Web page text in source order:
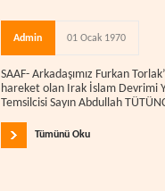
Admin 01 Ocak 1970
SAAF- Arkadaşımız Furkan
hareket olan Irak İslam Devrimi
Temsilcisi Sayın Abdullah
Tümünü Oku